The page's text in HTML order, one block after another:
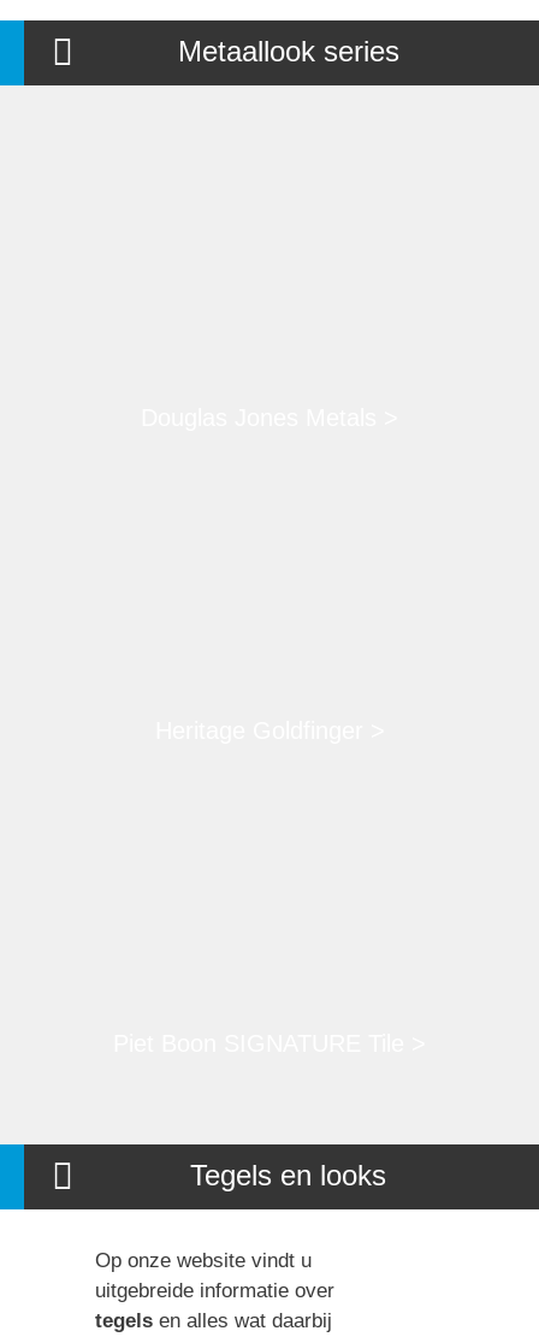
Metaallook series
Tegels en looks
Op onze website vindt u
uitgebreide informatie over
tegels en alles wat daarbij